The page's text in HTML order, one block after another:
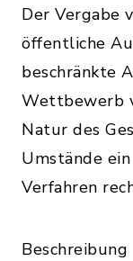
Der Vergabe
öffentliche
beschränkte
Wettbewerb
Natur des
Umstände
Verfahren
Beschreibung